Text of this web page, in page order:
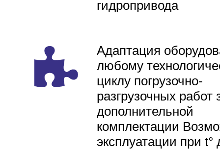
гидропривода
Адаптация
любому
циклу погрузочно-
разгрузочных работ
дополнительной
комплектации
эксплуатации при t°